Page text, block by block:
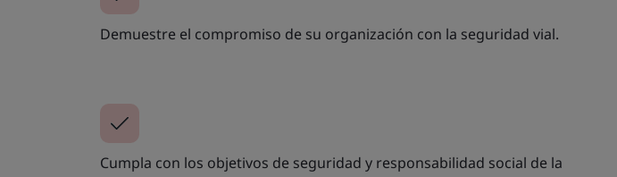
Demuestre el compromiso de su organización con la seguridad vial.
Cumpla con los objetivos de seguridad y responsabilidad social de la